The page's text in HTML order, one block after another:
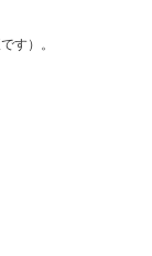
す）。